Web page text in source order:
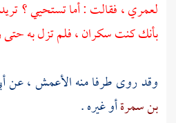
لعمري ، فقالت : أما تستحيي ؟
بأنك كنت سكران ، فلم تزل به
وقد روى طرفا منهالأعمش ،عن
بن سمرةأو غيره .